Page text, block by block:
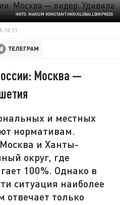
ФОТО: MAKSIM KONSTANTINOV/GLOBALLOOKPRESS
10:11
Москва —
и местных
нормативам.
и Ханты-
округ, где
100%. Однако в
ситуация наиболее
только